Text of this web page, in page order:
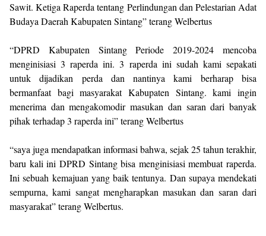
Sawit. Ketiga Raperda tentang Perlindungan dan Pelestarian Adat
Budaya Daerah Kabupaten Sintang” terang Welbertus
“DPRD Kabupaten Sintang Periode 2019-2024 mencoba
menginisiasi 3 raperda ini. 3 raperda ini sudah kami sepakati
untuk dijadikan perda dan nantinya kami berharap bisa
bermanfaat bagi masyarakat Kabupaten Sintang. kami ingin
menerima dan mengakomodir masukan dan saran dari banyak
pihak terhadap 3 raperda ini” terang Welbertus
“saya juga mendapatkan informasi bahwa, sejak 25 tahun terakhir,
baru kali ini DPRD Sintang bisa menginisiasi membuat raperda.
Ini sebuah kemajuan yang baik tentunya. Dan supaya mendekati
sempurna, kami sangat mengharapkan masukan dan saran dari
masyarakat” terang Welbertus.